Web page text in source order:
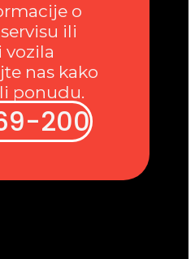
o
ili
vozila
nas kako
ponudu.
200